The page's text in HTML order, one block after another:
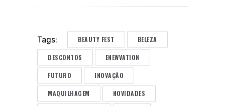
Tags: BEAUTY FEST BELEZA
DESCONTOS ENEWVATION
FUTURO INOVAÇÃO
MAQUILHAGEM NOVIDADES